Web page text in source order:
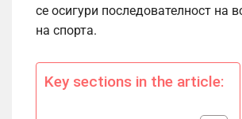
се осигури последователност на
на спорта.
Key sections in the article: